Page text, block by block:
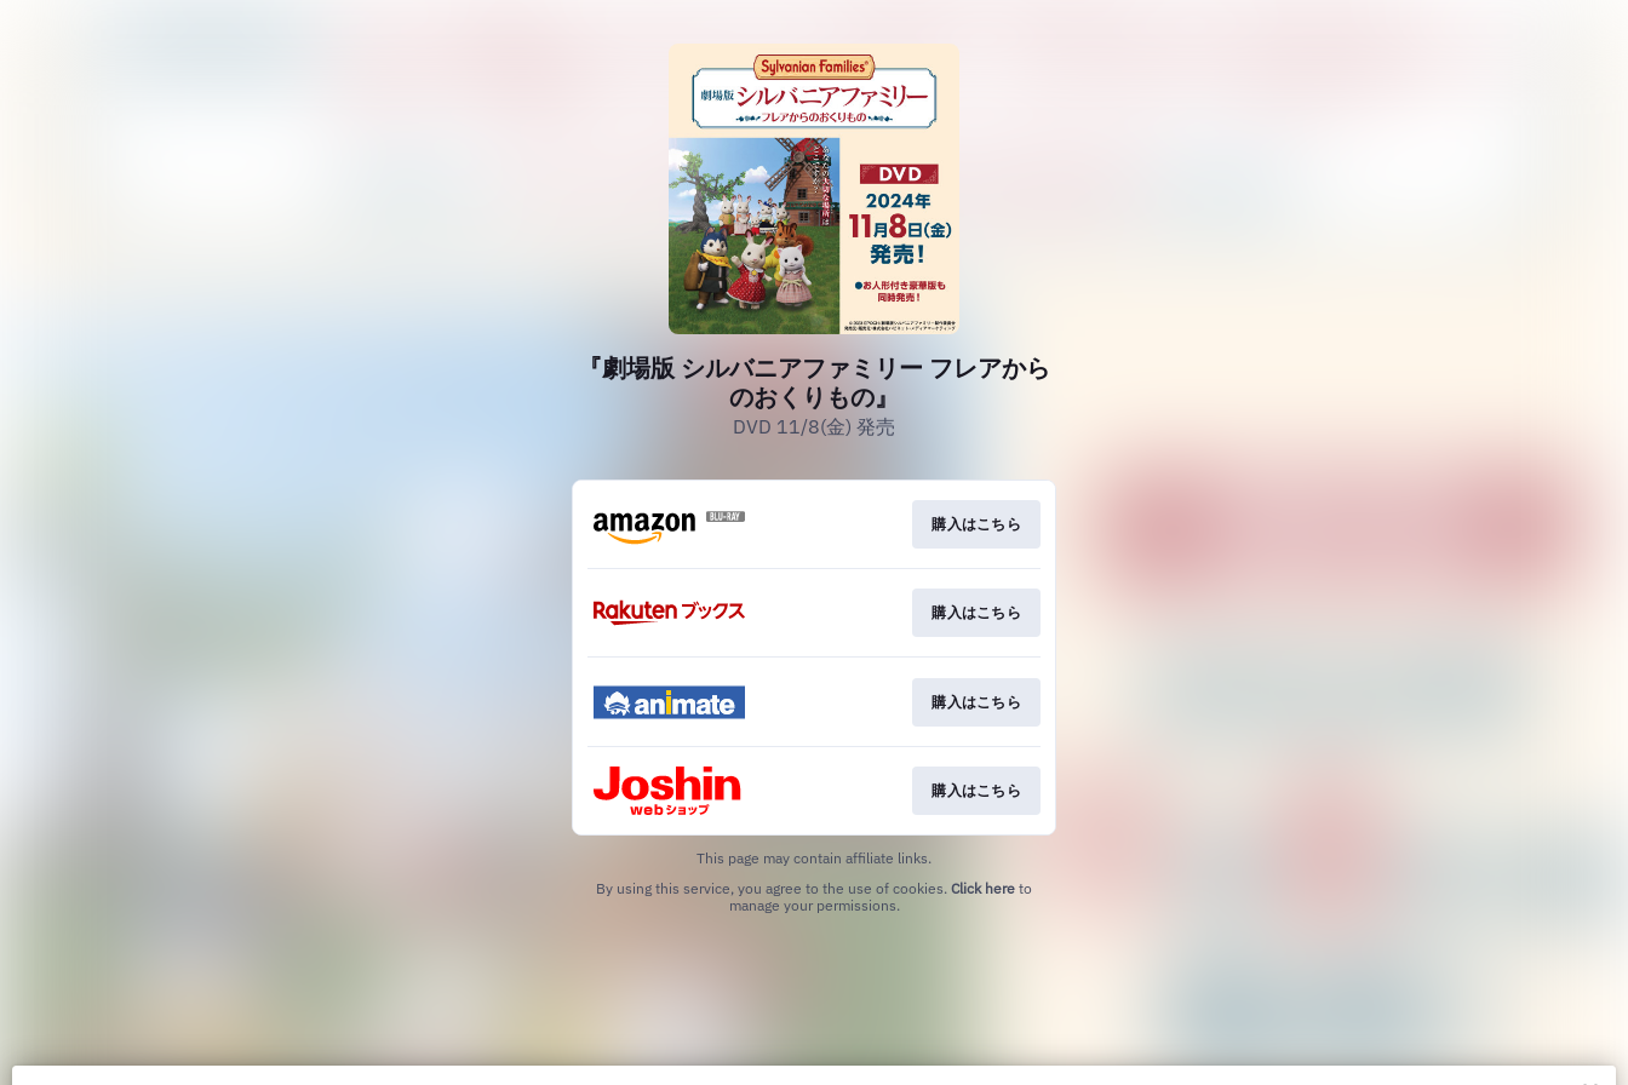
『劇場版 シルバニアファミリー フレアから
のおくりもの』
DVD 11/8(金) 発売
購入はこちら
購入はこちら
購入はこちら
購入はこちら
This page may contain affiliate links.
By using this service, you agree to the use of cookies. Click here to
manage your permissions.